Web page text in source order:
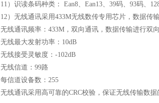
11）识读条码种类： Ean8、Ean13、39码、93码、
12）无线通讯采用433M无线数传专用芯片，数据传
无线通讯频率： 433M，双向通讯，数据传输进行双
无线最大发射功率： 10dB
无线接受灵敏度： -102dB
无线信道： 99路
每信道设备数： 255
无线通讯采用高可靠的CRC校验，保证无线传输数据